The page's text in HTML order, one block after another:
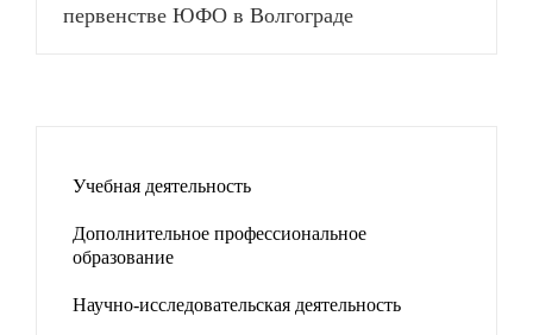
первенстве ЮФО в Волгограде
Учебная деятельность
Дополнительное профессиональное
образование
Научно-исследовательская деятельность